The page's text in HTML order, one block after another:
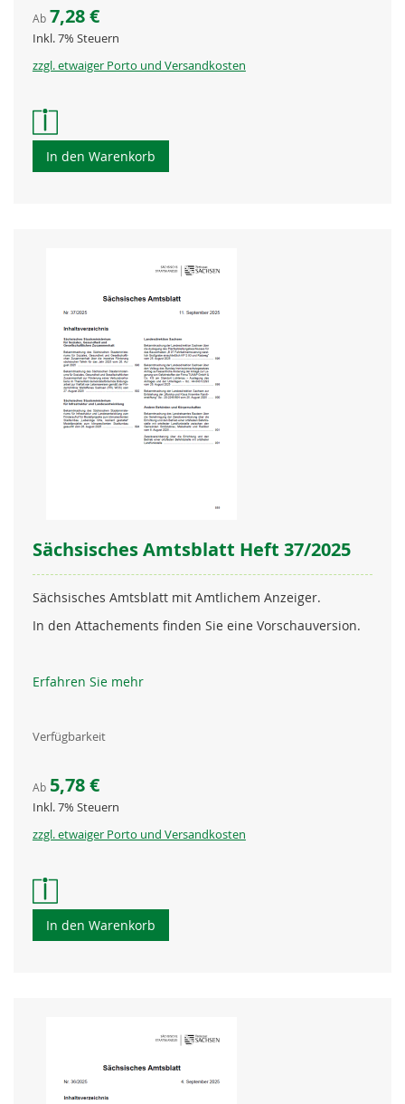
Ab 7,28 €
Inkl. 7% Steuern
zzgl. etwaiger Porto und Versandkosten
In den Warenkorb
Sächsisches Amtsblatt Heft 37/2025
Sächsisches Amtsblatt mit Amtlichem Anzeiger.
In den Attachements finden Sie eine Vorschauversion.
Erfahren Sie mehr
Verfügbarkeit
Ab 5,78 €
Inkl. 7% Steuern
zzgl. etwaiger Porto und Versandkosten
In den Warenkorb